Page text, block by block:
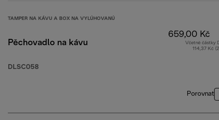
TAMPER NA KÁVU A BOX NA VYLÚHOVANÚ
Pěchovadlo na kávu
DLSC058
659,00 Kč
Včetně částky
114,37 Kč
Porovnat